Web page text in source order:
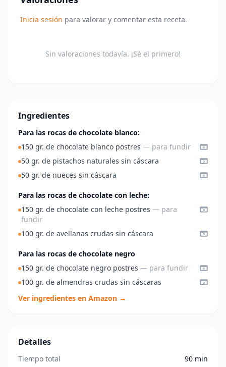
Inicia sesión para valorar y comentar esta receta.
Sin valoraciones todavía. ¡Sé el primero!
Ingredientes
Para las rocas de chocolate blanco:
150 gr. de chocolate blanco postres — para fundir
50 gr. de pistachos naturales sin cáscara
50 gr. de nueces sin cáscara
Para las rocas de chocolate con leche:
150 gr. de chocolate con leche postres — para
fundir
100 gr. de avellanas crudas sin cáscara
Para las rocas de chocolate negro
150 gr. de chocolate negro postres — para fundir
100 gr. de almendras crudas sin cáscaras
Ver ingredientes en Amazon →
Detalles
Tiempo total
90 min